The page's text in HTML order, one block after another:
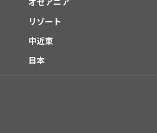
リゾート
中近東
日本